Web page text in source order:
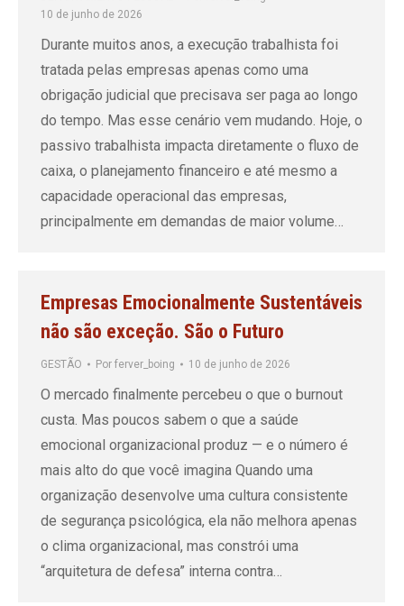
10 de junho de 2026
Durante muitos anos, a execução trabalhista foi
tratada pelas empresas apenas como uma
obrigação judicial que precisava ser paga ao longo
do tempo. Mas esse cenário vem mudando. Hoje, o
passivo trabalhista impacta diretamente o fluxo de
caixa, o planejamento financeiro e até mesmo a
capacidade operacional das empresas,
principalmente em demandas de maior volume…
Empresas Emocionalmente Sustentáveis
não são exceção. São o Futuro
GESTÃO Por ferver_boing 10 de junho de 2026
O mercado finalmente percebeu o que o burnout
custa. Mas poucos sabem o que a saúde
emocional organizacional produz — e o número é
mais alto do que você imagina Quando uma
organização desenvolve uma cultura consistente
de segurança psicológica, ela não melhora apenas
o clima organizacional, mas constrói uma
“arquitetura de defesa” interna contra…